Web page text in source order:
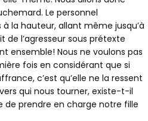
Le personnel
à la hauteur, allant même jusqu’à
de l’agresseur sous prétexte
ensemble! Nous ne voulons pas
fois en considérant que si
c’est qu’elle ne la ressent
qui nous tourner, existe-t-il
de prendre en charge notre fille